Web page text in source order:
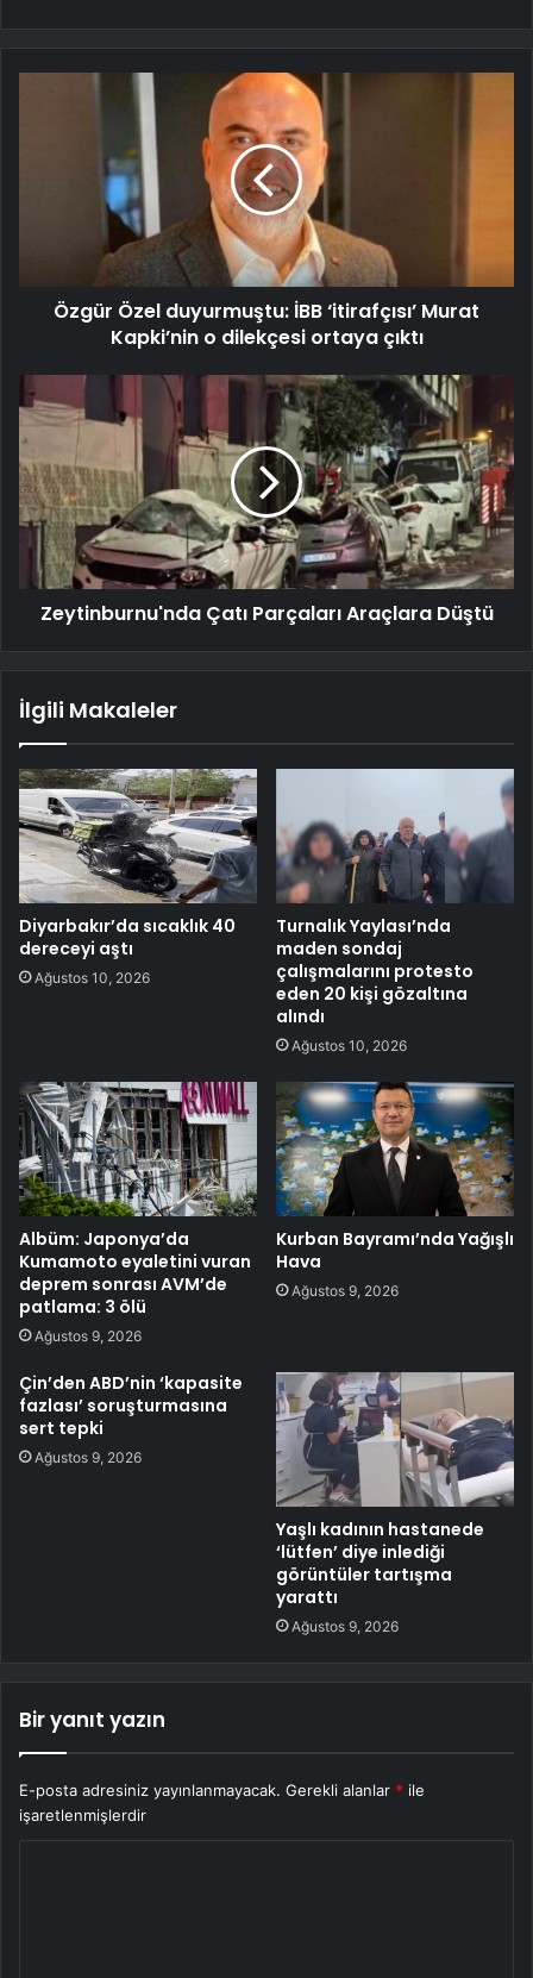
Özgür Özel duyurmuştu: İBB ‘itirafçısı’ Murat
Kapki’nin o dilekçesi ortaya çıktı
Zeytinburnu'nda Çatı Parçaları Araçlara Düştü
İlgili Makaleler
Diyarbakır’da sıcaklık 40
dereceyi aştı
Ağustos 10, 2026
Turnalık Yaylası’nda
maden sondaj
çalışmalarını protesto
eden 20 kişi gözaltına
alındı
Ağustos 10, 2026
Albüm: Japonya’da
Kumamoto eyaletini vuran
deprem sonrası AVM’de
patlama: 3 ölü
Ağustos 9, 2026
Kurban Bayramı’nda Yağışlı
Hava
Ağustos 9, 2026
Çin’den ABD’nin ‘kapasite
fazlası’ soruşturmasına
sert tepki
Ağustos 9, 2026
Yaşlı kadının hastanede
‘lütfen’ diye inlediği
görüntüler tartışma
yarattı
Ağustos 9, 2026
Bir yanıt yazın
E-posta adresiniz yayınlanmayacak. Gerekli alanlar * ile
işaretlenmişlerdir